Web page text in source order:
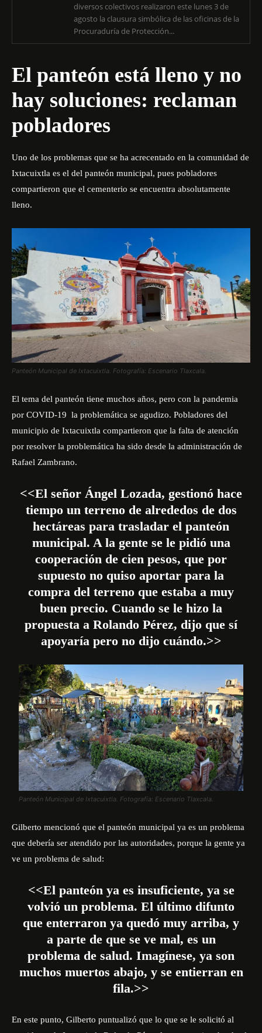
diversos colectivos realizaron este lunes 3 de
agosto la clausura simbólica de las oficinas de la
Procuraduría de Protección...
El panteón está lleno y no
hay soluciones: reclaman
pobladores
Uno de los problemas que se ha acrecentado en la comunidad de
Ixtacuixtla es el del panteón municipal, pues pobladores
compartieron que el cementerio se encuentra absolutamente
lleno.
Panteón Municipal de Ixtacuixtla. Fotografía: Escenario Tlaxcala.
El tema del panteón tiene muchos años, pero con la pandemia
por COVID-19 la problemática se agudizo. Pobladores del
municipio de Ixtacuixtla compartieron que la falta de atención
por resolver la problemática ha sido desde la administración de
Rafael Zambrano.
<<El señor Ángel Lozada, gestionó hace
tiempo un terreno de alrededos de dos
hectáreas para trasladar el panteón
municipal. A la gente se le pidió una
cooperación de cien pesos, que por
supuesto no quiso aportar para la
compra del terreno que estaba a muy
buen precio. Cuando se le hizo la
propuesta a Rolando Pérez, dijo que sí
apoyaría pero no dijo cuándo.>>
Panteón Municipal de Ixtacuixtla. Fotografía: Escenario Tlaxcala.
Gilberto mencionó que el panteón municipal ya es un problema
que debería ser atendido por las autoridades, porque la gente ya
ve un problema de salud:
<<El panteón ya es insuficiente, ya se
volvió un problema. El último difunto
que enterraron ya quedó muy arriba, y
a parte de que se ve mal, es un
problema de salud. Imagínese, ya son
muchos muertos abajo, y se entierran en
fila.>>
En este punto, Gilberto puntualizó que lo que se le solicitó al